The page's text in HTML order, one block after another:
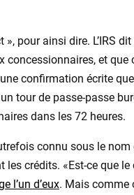
pour ainsi dire. L’IRS
et
confirmation écrite
tour de passe-passe
dans les 72 heures.
connu sous le
crédits. «Est-ce que
l’un d’eux. Mais comme